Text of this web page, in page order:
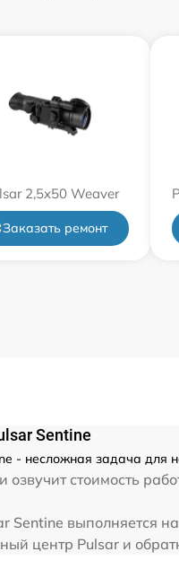
от
2,5x50 Weaver
Заказать ремонт
Sentine
- несложная задача
стоимость
выполняется
центр Pulsar и